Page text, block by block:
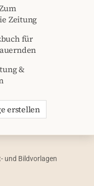
Zeitung
für
&
erstellen
und Bildvorlagen